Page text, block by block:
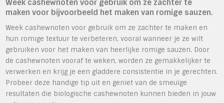
Week cashewnoten voor gebruik om ze zachter te
maken voor bijvoorbeeld het maken van romige sauzen.
Week cashewnoten voor gebruik om ze zachter te maken en
hun romige textuur te verbeteren, vooral wanneer je ze wilt
gebruiken voor het maken van heerlijke romige sauzen. Door
de cashewnoten vooraf te weken, worden ze gemakkelijker te
verwerken en krijg je een gladdere consistentie in je gerechten.
Probeer deze handige tip uit en geniet van de smeuïge
resultaten die biologische cashewnoten kunnen bieden in jouw